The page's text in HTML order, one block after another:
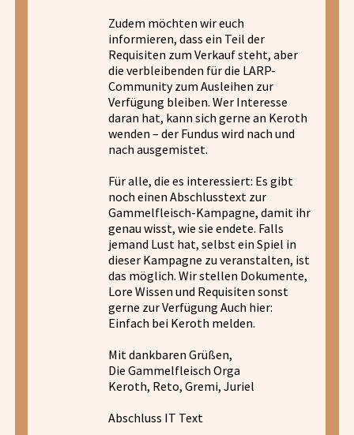
Zudem möchten wir euch
informieren, dass ein Teil der
Requisiten zum Verkauf steht, aber
die verbleibenden für die LARP-
Community zum Ausleihen zur
Verfügung bleiben. Wer Interesse
daran hat, kann sich gerne an Keroth
wenden – der Fundus wird nach und
nach ausgemistet.
Für alle, die es interessiert: Es gibt
noch einen Abschlusstext zur
Gammelfleisch-Kampagne, damit ihr
genau wisst, wie sie endete. Falls
jemand Lust hat, selbst ein Spiel in
dieser Kampagne zu veranstalten, ist
das möglich. Wir stellen Dokumente,
Lore Wissen und Requisiten sonst
gerne zur Verfügung Auch hier:
Einfach bei Keroth melden.
Mit dankbaren Grüßen,
Die Gammelfleisch Orga
Keroth, Reto, Gremi, Juriel
Abschluss IT Text